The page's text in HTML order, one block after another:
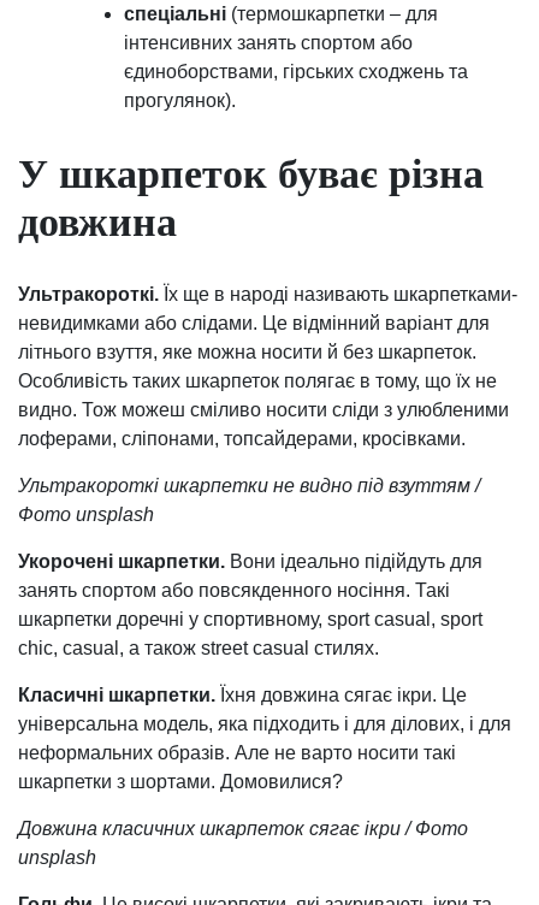
спеціальні (термошкарпетки – для
інтенсивних занять спортом або
єдиноборствами, гірських сходжень та
прогулянок).
У шкарпеток буває різна
довжина
Ультракороткі. Їх ще в народі називають шкарпетками-
невидимками або слідами. Це відмінний варіант для
літнього взуття, яке можна носити й без шкарпеток.
Особливість таких шкарпеток полягає в тому, що їх не
видно. Тож можеш сміливо носити сліди з улюбленими
лоферами, сліпонами, топсайдерами, кросівками.
Ультракороткі шкарпетки не видно під взуттям /
Фото unsplash
Укорочені шкарпетки. Вони ідеально підійдуть для
занять спортом або повсякденного носіння. Такі
шкарпетки доречні у спортивному, sport casual, sport
chic, casual, а також street casual стилях.
Класичні шкарпетки. Їхня довжина сягає ікри. Це
універсальна модель, яка підходить і для ділових, і для
неформальних образів. Але не варто носити такі
шкарпетки з шортами. Домовилися?
Довжина класичних шкарпеток сягає ікри / Фото
unsplash